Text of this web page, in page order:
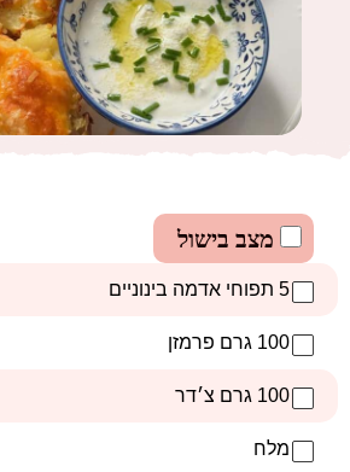
מצב בישול
5 תפוחי אדמה בינוניים
100 גרם פרמזן
100 גרם צ׳דר
מלח